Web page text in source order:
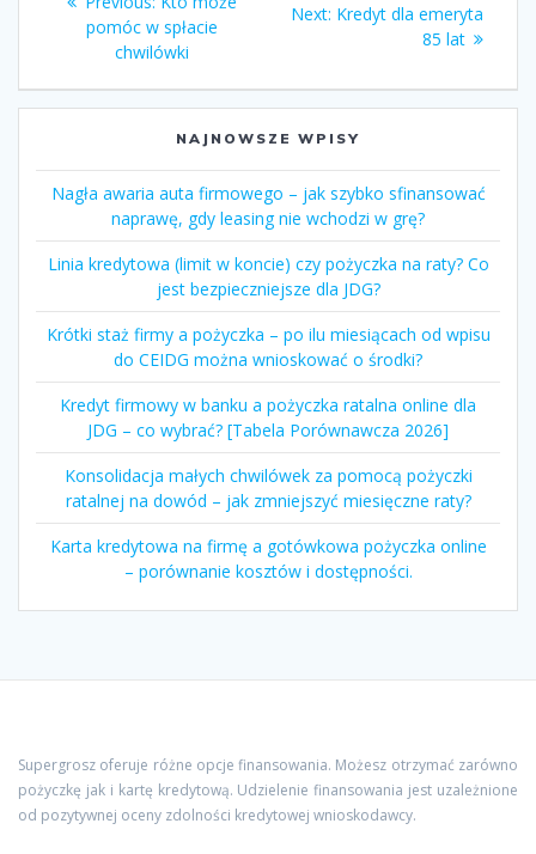
wpisy
post:
pomóc w spłacie
chwilówki
Next: Next
Kredyt dla emeryta
85 lat
NAJNOWSZE WPISY
Nagła awaria auta firmowego – jak szybko sfinansować
naprawę, gdy leasing nie wchodzi w grę?
Linia kredytowa (limit w koncie) czy pożyczka na raty? Co
jest bezpieczniejsze dla JDG?
Krótki staż firmy a pożyczka – po ilu miesiącach od wpisu
do CEIDG można wnioskować o środki?
Kredyt firmowy w banku a pożyczka ratalna online dla
JDG – co wybrać? [Tabela Porównawcza 2026]
Konsolidacja małych chwilówek za pomocą pożyczki
ratalnej na dowód – jak zmniejszyć miesięczne raty?
Karta kredytowa na firmę a gotówkowa pożyczka online
– porównanie kosztów i dostępności.
Supergrosz oferuje różne opcje finansowania. Możesz otrzymać zarówno
pożyczkę jak i kartę kredytową. Udzielenie finansowania jest uzależnione
od pozytywnej oceny zdolności kredytowej wnioskodawcy.